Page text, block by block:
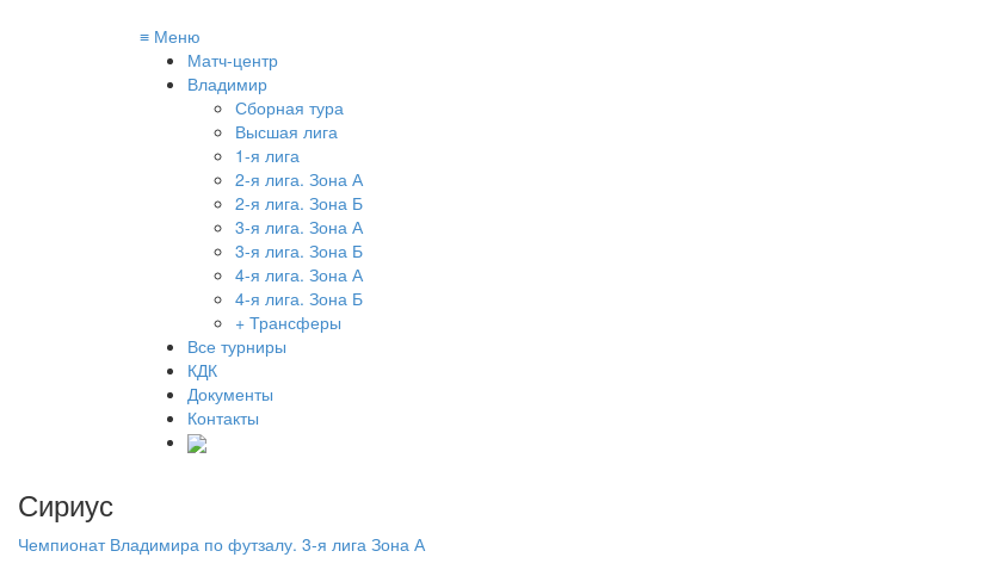
≡ Меню
Матч-центр
Владимир
Сборная тура
Высшая лига
1-я лига
2-я лига. Зона А
2-я лига. Зона Б
3-я лига. Зона А
3-я лига. Зона Б
4-я лига. Зона А
4-я лига. Зона Б
+ Трансферы
Все турниры
КДК
Документы
Контакты
Сириус
Чемпионат Владимира по футзалу. 3-я лига Зона А